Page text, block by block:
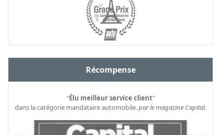
Récompense
"Élu meilleur service client"
dans la catégorie mandataire automobile.par le magazine Capital.